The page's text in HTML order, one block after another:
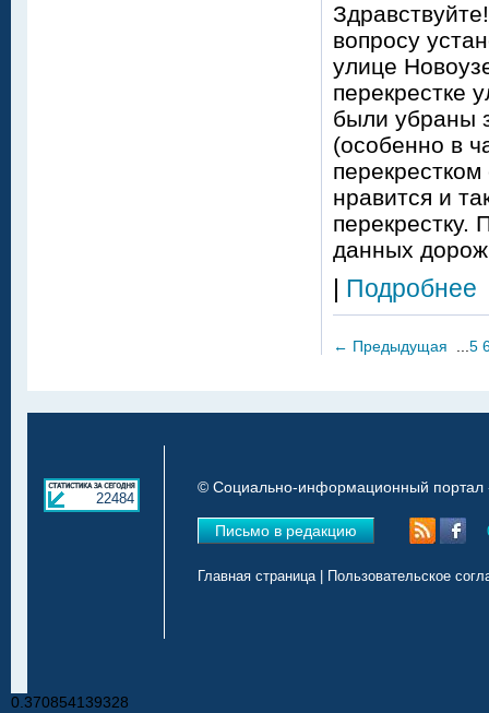
вопросу
улице
перекрестке
были убраны
(особенно в
нравится и
перекрестку.
данных
Подробнее
← Предыдущая ...5
22484
© Социально-информационный портал
Письмо в редакцию
Главная страница| Пользовательское
0.370854139328